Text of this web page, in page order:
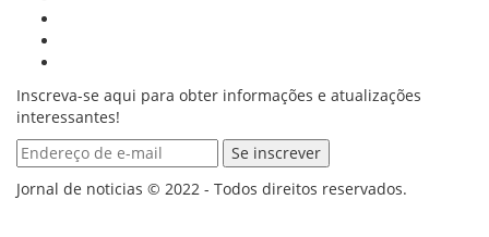
Inscreva-se aqui para obter informações e atualizações
interessantes!
Jornal de noticias © 2022 - Todos direitos reservados.